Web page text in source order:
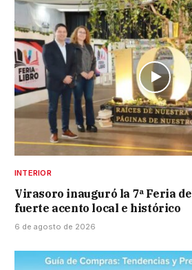
INTERIOR
Virasoro inauguró la 7ª Feria
fuerte acento local e histórico
6 de agosto de 2026